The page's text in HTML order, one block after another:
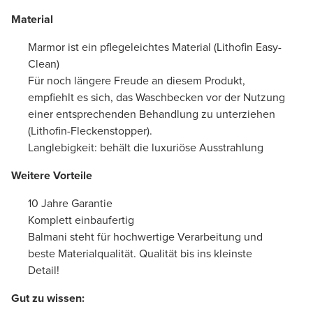
Material
Marmor ist ein pflegeleichtes Material (Lithofin Easy-
Clean)
Für noch längere Freude an diesem Produkt,
empfiehlt es sich, das Waschbecken vor der Nutzung
einer entsprechenden Behandlung zu unterziehen
(Lithofin-Fleckenstopper).
Langlebigkeit: behält die luxuriöse Ausstrahlung
Weitere Vorteile
10 Jahre Garantie
Komplett einbaufertig
Balmani steht für hochwertige Verarbeitung und
beste Materialqualität. Qualität bis ins kleinste
Detail!
Gut zu wissen: